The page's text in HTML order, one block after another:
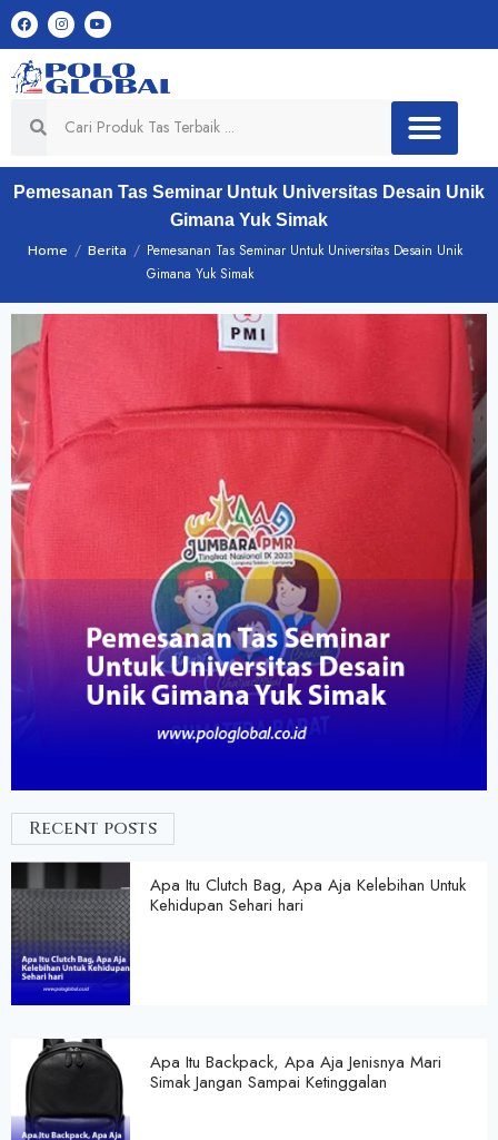
Pemesanan Tas Seminar Untuk Universitas Desain Unik
Gimana Yuk Simak
Home / Berita / Pemesanan Tas Seminar Untuk Universitas Desain Unik
Gimana Yuk Simak
Recent posts
Apa Itu Clutch Bag, Apa Aja Kelebihan Untuk
Kehidupan Sehari hari
Apa Itu Backpack, Apa Aja Jenisnya Mari
Simak Jangan Sampai Ketinggalan